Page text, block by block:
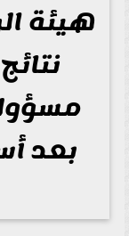
هيئة
بعد